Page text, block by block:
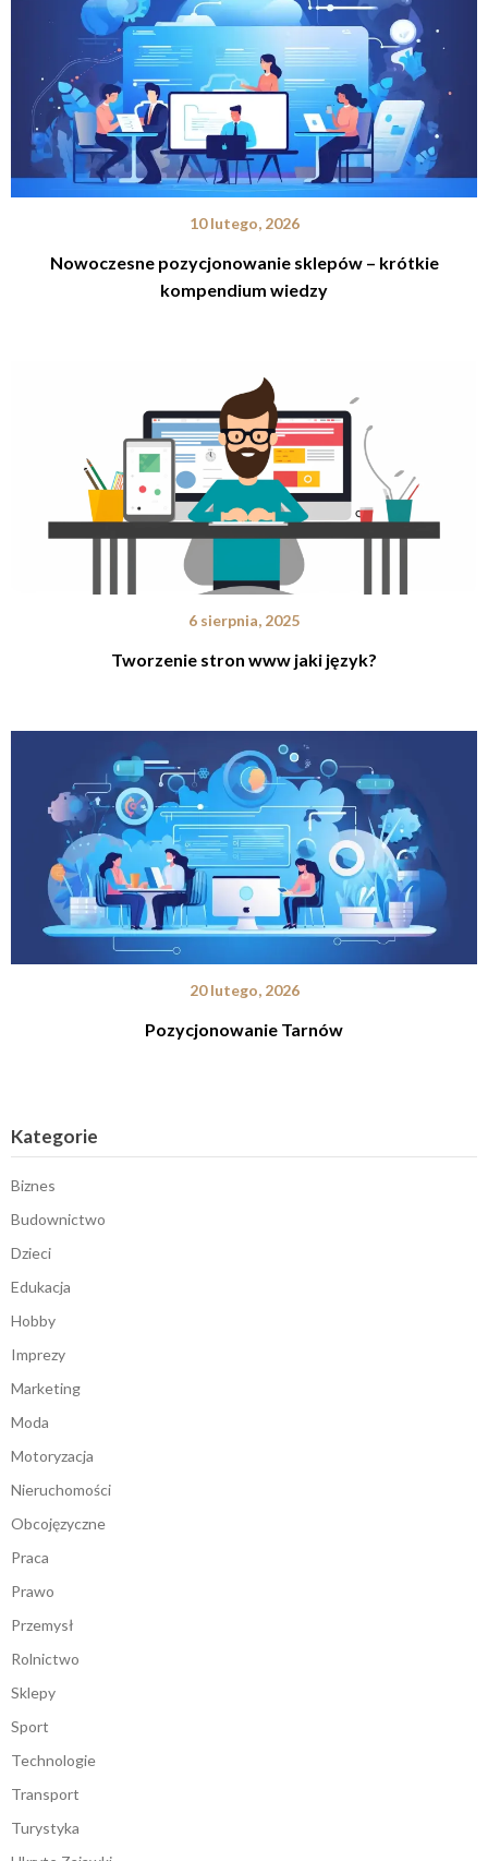
10 lutego, 2026
Nowoczesne pozycjonowanie sklepów – krótkie
kompendium wiedzy
6 sierpnia, 2025
Tworzenie stron www jaki język?
20 lutego, 2026
Pozycjonowanie Tarnów
Kategorie
Biznes
Budownictwo
Dzieci
Edukacja
Hobby
Imprezy
Marketing
Moda
Motoryzacja
Nieruchomości
Obcojęzyczne
Praca
Prawo
Przemysł
Rolnictwo
Sklepy
Sport
Technologie
Transport
Turystyka